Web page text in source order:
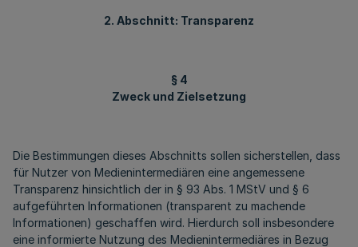
2. Abschnitt: Transparenz
§ 4
Zweck und Zielsetzung
Die Bestimmungen dieses Abschnitts sollen sicherstellen, dass
für Nutzer von Medienintermediären eine angemessene
Transparenz hinsichtlich der in § 93 Abs. 1 MStV und § 6
aufgeführten Informationen (transparent zu machende
Informationen) geschaffen wird. Hierdurch soll insbesondere
eine informierte Nutzung des Medienintermediäres in Bezug